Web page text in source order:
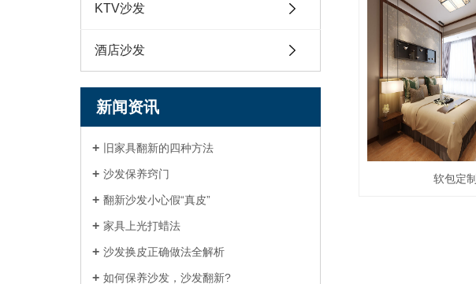
KTV沙发
酒店沙发
新闻资讯
旧家具翻新的四种方法
沙发保养窍门
翻新沙发小心假“真皮”
家具上光打蜡法
沙发换皮正确做法全解析
如何保养沙发，沙发翻新?
软包定制